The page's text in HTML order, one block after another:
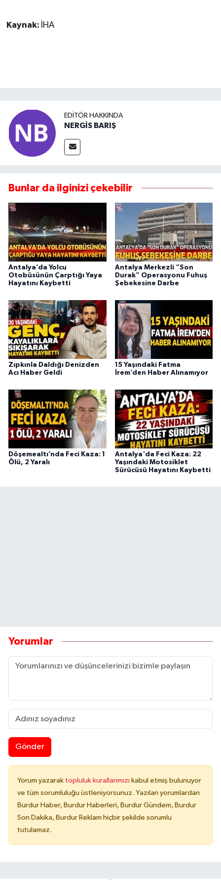
Kaynak: İHA
EDITÖR HAKKINDA
NERGİS BARIŞ
Bunlar da ilginizi çekebilir
Antalya’da Yolcu
Otobüsünün Çarptığı Yaya
Hayatını Kaybetti
Antalya Merkezli “Son
Durak” Operasyonu Fuhuş
Şebekesine Darbe
Zıpkınla Daldığı Denizden
Acı Haber Geldi
15 Yaşındaki Fatma
İrem’den Haber Alınamıyor
Döşemealtı’nda Feci Kaza: 1
Ölü, 2 Yaralı
Antalya'da Feci Kaza: 22
Yaşındaki Motosiklet
Sürücüsü Hayatını Kaybetti
Yorumlar
Gönder
Yorum yazarak topluluk kurallarımızı kabul etmiş bulunuyor
ve tüm sorumluluğu üstleniyorsunuz. Yazılan yorumlardan
Burdur Haber, Burdur Haberleri, Burdur Gündem, Burdur
Son Dakika, Burdur Reklam hiçbir şekilde sorumlu
tutulamaz.